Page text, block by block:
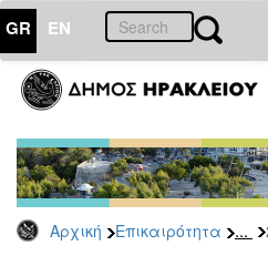
GR EN
Αρχική Επικαιρότητα ...
ΕΠΙΚΑΙΡΟΤΗΤΑ
Τύπου
Αρχείο
2026
2025